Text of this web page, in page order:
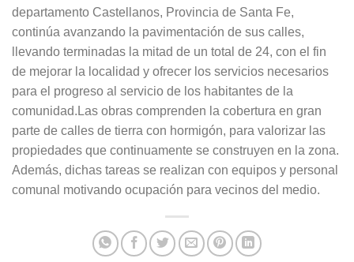
departamento Castellanos, Provincia de Santa Fe,
continúa avanzando la pavimentación de sus calles,
llevando terminadas la mitad de un total de 24, con el fin
de mejorar la localidad y ofrecer los servicios necesarios
para el progreso al servicio de los habitantes de la
comunidad.Las obras comprenden la cobertura en gran
parte de calles de tierra con hormigón, para valorizar las
propiedades que continuamente se construyen en la zona.
Además, dichas tareas se realizan con equipos y personal
comunal motivando ocupación para vecinos del medio.